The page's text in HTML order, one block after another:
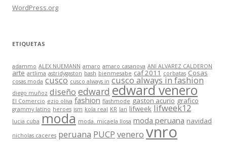
WordPress.org
ETIQUETAS
adammo ALEX NUEMANN amaro amaro casanova ANI ALVAREZ CALDERON
arte artlima astridygaston bash bienmesabe caf 2011 corbatas Cosas
cosas moda cusco cusco always in cusco always in fashion
diego muñoz diseño edward edward venero
El Comercio ezio oliva fashion flashmode gaston acurio grafico
grammy latino heroes ism kola real KR lan lifweek lifweek12
lucia cuba moda moda. micaela llosa moda peruana navidad
nicholas caceres peruana PUCP venero vnro